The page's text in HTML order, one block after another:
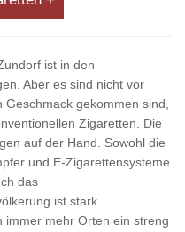
ist in den
Aber es sind nicht vor
gekommen sind,
Zigaretten. Die
auf der Hand. Sowohl die
und E-Zigarettensysteme
das
ist stark
immer mehr Orten ein streng